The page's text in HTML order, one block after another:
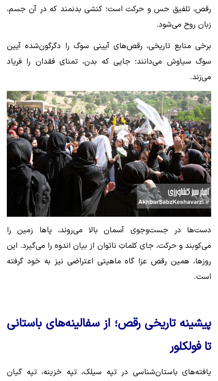
رقص، تلفیق حس و حرکت است؛ کنشی بدنمند که در آن جسم،
زبان روح می‌شود.
برخی منابع تاریخی، رقص‌های آیینی سوگ را دگرگون‌شده آیین
سوگ سیاوش می‌دانند؛ جایی که بدن، تمنای فقدان را فریاد
می‌زند.
دست‌ها در جست‌وجوی آسمان بالا می‌روند، پاها زمین را
می‌کوبند و حرکت، جای کلماتِ ناتوان از بیان اندوه را می‌گیرد. این
روزها، همین رقص عزا گاه ماهیتی اعتراضی نیز به خود گرفته
است.
پیشینه تاریخی رقص؛ از سفالینه‌های باستانی
تا فولکلور
یافته‌های باستان‌شناسی در تپه سیلک، تپه خزینه، تپه گیان